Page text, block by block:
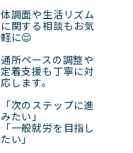
体調面や生活リズム
に関する相談もお気
軽に😌
通所ペースの調整や
定着支援も丁寧に対
応します。
「次のステップに進
みたい」
「一般就労を目指し
たい」